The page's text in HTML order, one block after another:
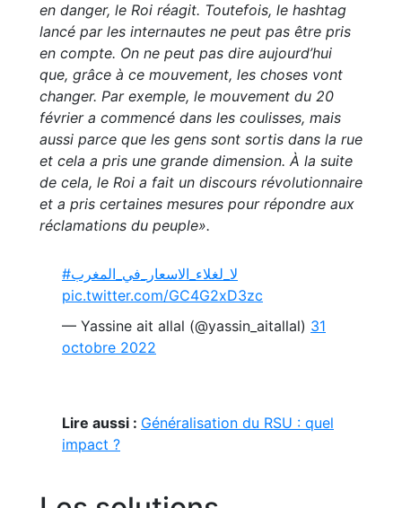
en danger, le Roi réagit. Toutefois, le hashtag
lancé par les internautes ne peut pas être pris
en compte. On ne peut pas dire aujourd’hui
que, grâce à ce mouvement, les choses vont
changer. Par exemple, le mouvement du 20
février a commencé dans les coulisses, mais
aussi parce que les gens sont sortis dans la rue
et cela a pris une grande dimension. À la suite
de cela, le Roi a fait un discours révolutionnaire
et a pris certaines mesures pour répondre aux
réclamations du peuple».
#لا_لغلاء_الاسعار_في_المغرب
pic.twitter.com/GC4G2xD3zc
— Yassine ait allal (@yassin_aitallal) 31
octobre 2022
Lire aussi : Généralisation du RSU : quel
impact ?